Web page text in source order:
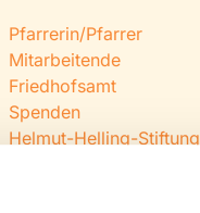
Pfarrerin/Pfarrer
Mitarbeitende
Friedhofsamt
Spenden
Helmut-Helling-Stiftung